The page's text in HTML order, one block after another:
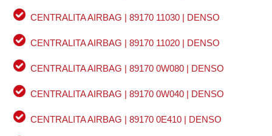
CENTRALITA AIRBAG | 89170 11030 | DENSO
CENTRALITA AIRBAG | 89170 11020 | DENSO
CENTRALITA AIRBAG | 89170 0W080 | DENSO
CENTRALITA AIRBAG | 89170 0W040 | DENSO
CENTRALITA AIRBAG | 89170 0E410 | DENSO